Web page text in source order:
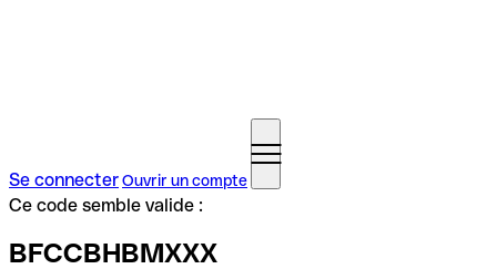
Se connecterOuvrir un compte
Ce code semble valide :
BFCCBHBMXXX